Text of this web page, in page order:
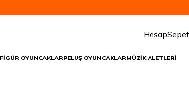
HesapSepet
FİGÜR OYUNCAKLARPELUŞ OYUNCAKLARMÜZİK ALETLERİ